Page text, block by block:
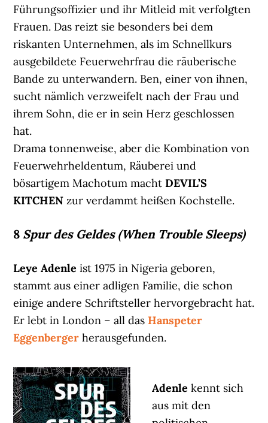
Führungsoffizier und ihr Mitleid mit verfolgten
Frauen. Das reizt sie besonders bei dem
riskanten Unternehmen, als im Schnellkurs
ausgebildete Feuerwehrfrau die räuberische
Bande zu unterwandern. Ben, einer von ihnen,
sucht nämlich verzweifelt nach der Frau und
ihrem Sohn, die er in sein Herz geschlossen
hat.
Drama tonnenweise, aber die Kombination von
Feuerwehrheldentum, Räuberei und
bösartigem Machotum machtDEVIL’S
KITCHENzur verdammt heißen Kochstelle.
8 Spur des Geldes (When Trouble Sleeps)
Leye Adenleist 1975 in Nigeria geboren,
stammt aus einer adligen Familie, die schon
einige andere Schriftsteller hervorgebracht hat.
Er lebt in London – all das Hanspeter
Eggenberger herausgefunden.
Adenlekennt sich
aus mit den